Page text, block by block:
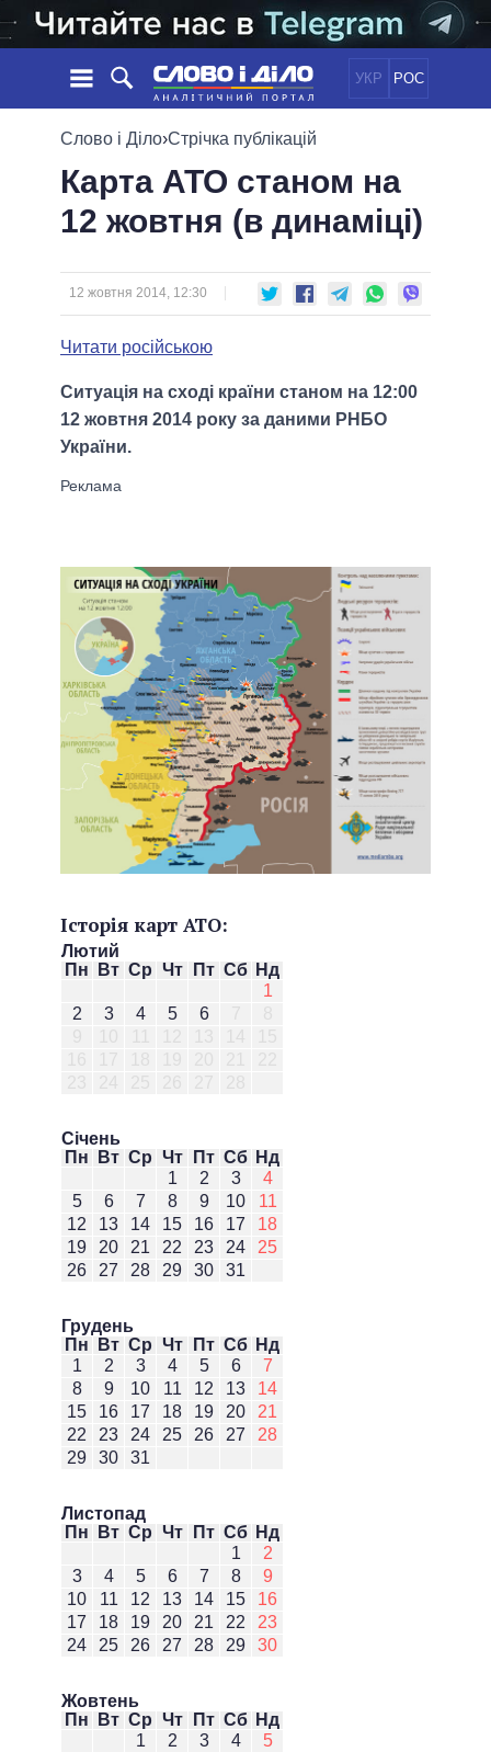
УКР РОС
НОВИНИ
СТРІЧКА
ПОДІЇ
ДУМКИ
ОГЛЯДИ
ДАЙДЖЕСТИ
ПОЛІТИКА
ЕКОНОМІКА
СВІТ
ОБIЦЯНКИ
ПОЛIТИКИ
УСІ ПОЛІТИКИ
ПРЕЗИДЕНТ І ОФІС
ВЕРХОВНА РАДА
ГОЛОВИ ОБЛАДМІНІСТРАЦІЙ
МЕРИ МІСТ
ІНФОГРАФІКА
ПОРІВНЯННЯ ПОЛІТИКІВ
Слово і Діло›Стрічка публікацій
Карта АТО станом на
12 жовтня (в динаміці)
12 жовтня 2014, 12:30
Читати російською
Ситуація на сході країни станом на 12:00
12 жовтня 2014 року за даними РНБО
України.
Історія карт АТО:
Лютий
Пн
Вт Ср Чт Пт Сб Нд
1
2
3 4 5 6
Січень
Пн
Вт Ср Чт Пт Сб Нд
1
2 3
4
5
6 7 8 9 10
11
12
13 14 15 16 17
18
19
20 21 22 23 24
25
26
27 28 29 30 31
Грудень
Пн
Вт Ср Чт Пт Сб Нд
1
2 3 4 5 6
7
8
9 10 11 12 13
14
15
16 17 18 19 20
21
22
23 24 25 26 27
28
29
30 31
Листопад
Пн
Вт Ср Чт Пт Сб Нд
1
2
3
4 5 6 7 8
9
10
11 12 13 14 15
16
17
18 19 20 21 22
23
24
25 26 27 28 29 30
Жовтень
Пн
Вт Ср Чт Пт Сб Нд
1
2 3 4
5